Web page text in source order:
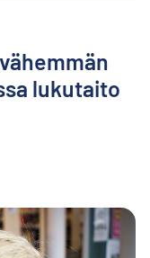
lukutaito